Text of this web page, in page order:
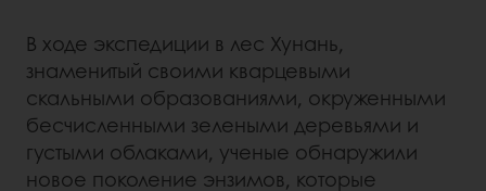
В ходе экспедиции в лес Хунань,
знаменитый своими кварцевыми
скальными образованиями, окруженными
бесчисленными зелеными деревьями и
густыми облаками, ученые обнаружили
новое поколение энзимов, которые